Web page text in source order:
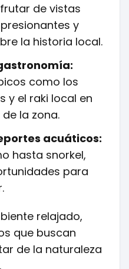
de vistas
y
la historia local.
como los
y el raki local en
la zona.
acuáticos:
hasta snorkel,
para
relajado,
que buscan
de la naturaleza